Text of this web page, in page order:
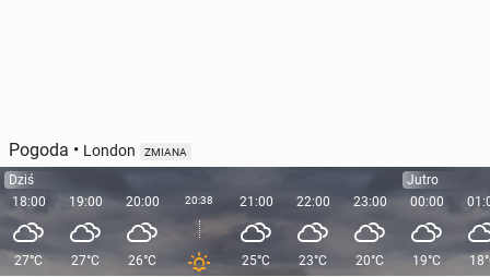
Pogoda • London ZMIANA
Dziś
18:00
27°C
19:00
27°C
20:00
26°C
20:38 21:00
25°C
22:00
23°C
23:00
20°C
Jutro
00:00
19°C